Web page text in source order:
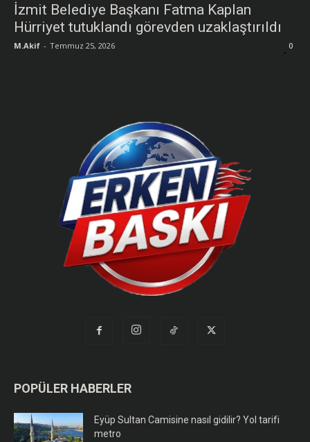
İzmit Belediye Başkanı Fatma Kaplan
Hürriyet tutuklandı görevden uzaklaştırıldı
M.Akif - Temmuz 25, 2026 0
POPÜLER HABERLER
Eyüp Sultan Camisine nasıl gidilir? Yol tarifi
metro